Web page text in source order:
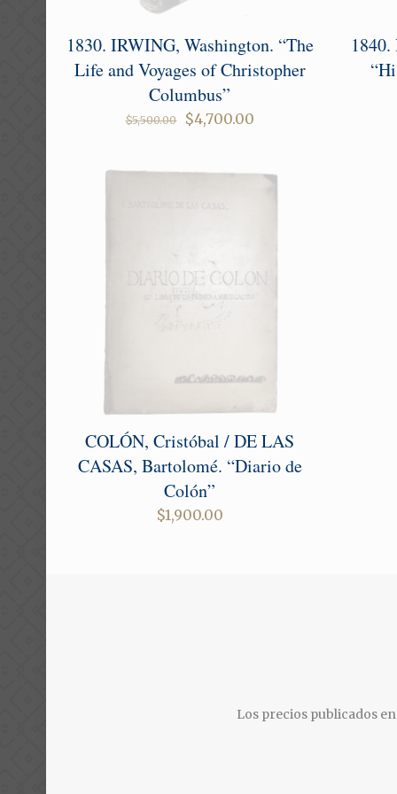
1830. IRWING, Washington. “The
Life and Voyages of Christopher
Columbus”
$5,500.00
Original
$5,500.00.
$4,700.00
$4,700.00.
COLÓN, Cristóbal / DE LAS
CASAS, Bartolomé. “Diario de
Colón”
$1,900.00
Los precios publicados